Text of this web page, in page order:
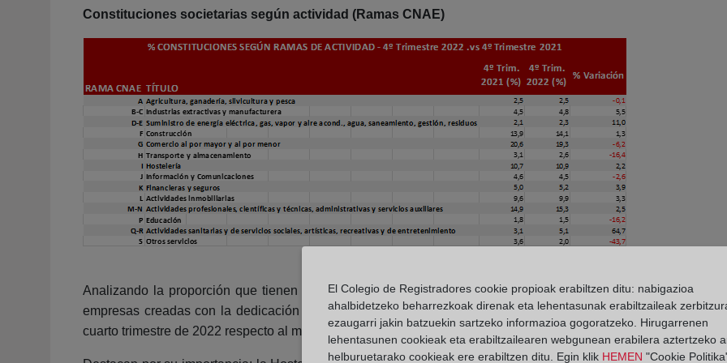
Constituciones societarias según actividad (Ramas CNAE)
Analizando la proporción que tienen los diferentes sectores de actividad sobre los nuevos proyectos
empresas creadas con la dedicación de las que se creaban hace un año, mostrando la evolución de su
cuarto trimestre de 2022 respecto al mismo de 2021.
El Colegio de Registradores cookie propioak erabiltzen ditu: nabigazioa
ahalbidetzeko beharrezkoak direnak eta lehentasunak erabiltzaileak
ezaugarri jakin batzuekin sartzeko informazioa gogoratzeko. Hirugarrenen
lehentasunen cookieak eta erabiltzailearen webgunean erabilera aztertzeko
helburuetarako cookieak ere erabiltzen ditu. Egin klik HEMEN "Cookie